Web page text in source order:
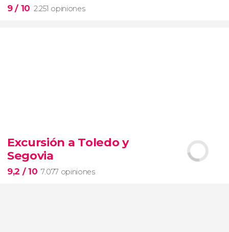
9/ 10 2.251 opiniones
pinturas impresionistas
más famosas del mundo
Excursión a Toledo y
Segovia
9,2 / 10 7.077 opiniones